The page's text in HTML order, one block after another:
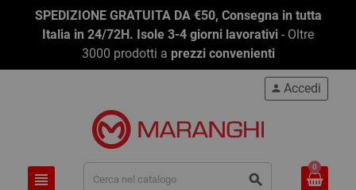
SPEDIZIONE GRATUITA DA €50, Consegna in tutta
Italia in 24/72H. Isole 3-4 giorni lavorativi - Oltre
3000 prodotti a prezzi convenienti
view_headline search
person Accedi
0